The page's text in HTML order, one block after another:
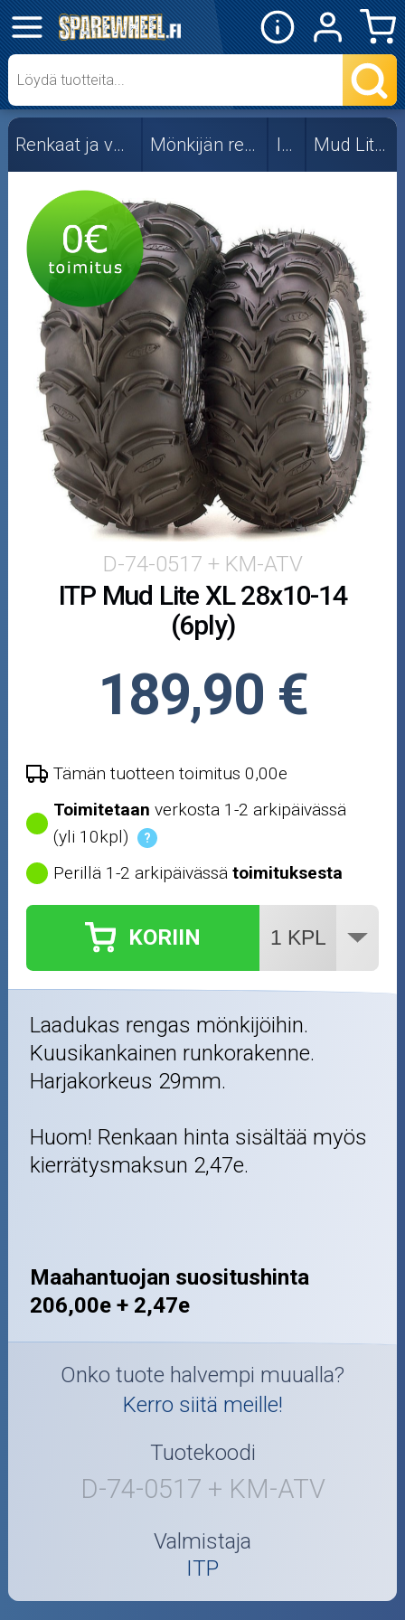
✕
Mopon osat
Skootterin osat
Crossipyörän osat
Moottoripyörän osat
Moottorikelkan osat
Mopoauton osat
Mönkijän osat
Puutarha ja metsä
Ajovarusteet
Nastarenkaat
Renkaat ja vanteet
Öljyt ja kemikaalit
Outlet-tuotteet
Renkaat ja vanteet Mönkijän renkaat ITP Mud Lite XL
D-74-0517 + KM-ATV
ITP Mud Lite XL 28x10-14
(6ply)
189,90 €
Tämän tuotteen toimitus 0,00e
Toimitetaan verkosta 1-2 arkipäivässä
(yli 10kpl)
?
Perillä 1-2 arkipäivässätoimituksesta
KORIIN
Laadukas rengas mönkijöihin.
Kuusikankainen runkorakenne.
Harjakorkeus 29mm.
Huom! Renkaan hinta sisältää myös
kierrätysmaksun 2,47e.
Maahantuojan suositushinta
206,00e + 2,47e
Onko tuote halvempi muualla?
Kerro siitä meille!
Tuotekoodi
D-74-0517 + KM-ATV
Valmistaja
ITP